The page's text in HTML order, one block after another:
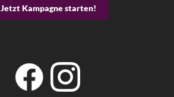
Jetzt Kampagne starten!